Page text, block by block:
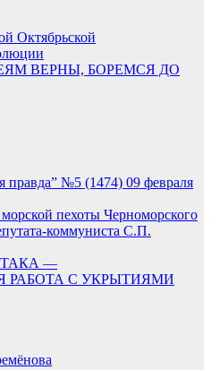
Октябрьской
ВЕРНЫ, БОРЕМСЯ ДО
правда” №5 (1474) 09 февраля
пехоты Черноморского
коммуниста С.П.
—
РАБОТА С УКРЫТИЯМИ